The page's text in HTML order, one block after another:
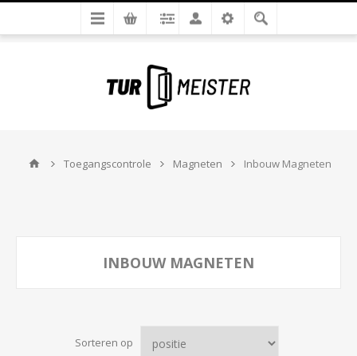
Toegangscontrole Magneten Inbouw Magneten
INBOUW MAGNETEN
Sorteren op